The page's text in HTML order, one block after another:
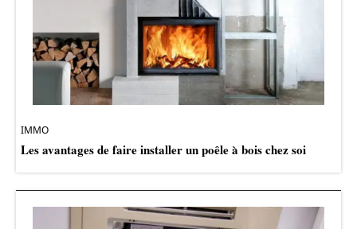
IMMO
Les avantages de faire installer un poêle à bois chez soi